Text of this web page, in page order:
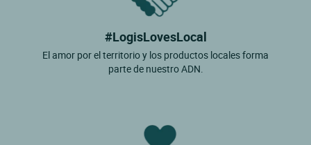
#LogisLovesLocal
El amor por el territorio y los productos locales forma
parte de nuestro ADN.